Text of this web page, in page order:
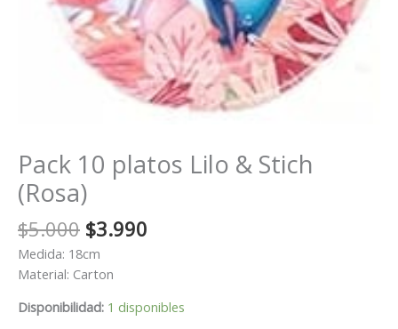
Pack 10 platos Lilo & Stich
(Rosa)
$5.000 El
precio
original
$5.000.
$3.990
$3.990.
Medida: 18cm
Material: Carton
Disponibilidad: 1 disponibles